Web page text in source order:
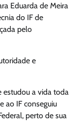
Eduarda de Meira
do IF de
pelo
e
estudou a vida toda
ao IF conseguiu
perto de sua